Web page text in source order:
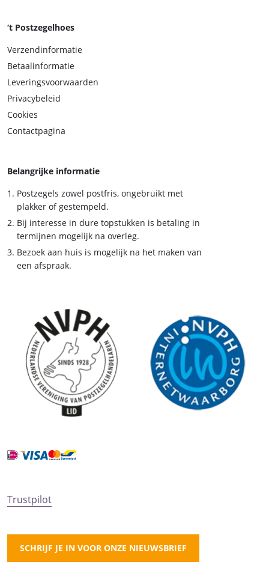
‘t Postzegelhoes
Verzendinformatie
Betaalinformatie
Leveringsvoorwaarden
Privacybeleid
Cookies
Contactpagina
Belangrijke informatie
Postzegels zowel postfris, ongebruikt met
plakker of gestempeld.
Bij interesse in dure topstukken is betaling in
termijnen mogelijk na overleg.
Bezoek aan huis is mogelijk na het maken van
een afspraak.
Trustpilot
SCHRIJF JE IN VOOR ONZE NIEUWSBRIEF